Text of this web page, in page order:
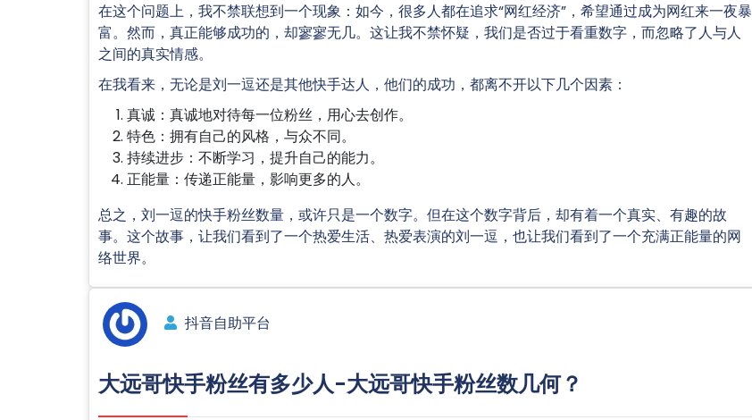
在这个问题上，我不禁联想到一个现象：如今，很多人都在追求“网红经济”，希望通过成为网红来一夜暴
富。然而，真正能够成功的，却寥寥无几。这让我不禁怀疑，我们是否过于看重数字，而忽略了人与人
之间的真实情感。
在我看来，无论是刘一逗还是其他快手达人，他们的成功，都离不开以下几个因素：
真诚：真诚地对待每一位粉丝，用心去创作。
特色：拥有自己的风格，与众不同。
持续进步：不断学习，提升自己的能力。
正能量：传递正能量，影响更多的人。
总之，刘一逗的快手粉丝数量，或许只是一个数字。但在这个数字背后，却有着一个真实、有趣的故
事。这个故事，让我们看到了一个热爱生活、热爱表演的刘一逗，也让我们看到了一个充满正能量的网
络世界。
抖音自助平台
大远哥快手粉丝有多少人-大远哥快手粉丝数几何？